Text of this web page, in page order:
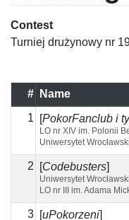
Contest
Turniej drużynowy nr
# Name
1
[PokorFanclub i
LO nr XIV im. Polonii
Uniwersytet
2 [Codebusters]
Uniwersytet
LO nr III im. Adama
3 [uPokorzeni]